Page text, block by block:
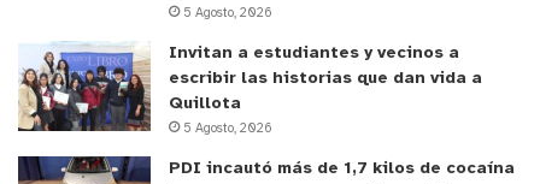
5 Agosto, 2026
Invitan a estudiantes y vecinos a
escribir las historias que dan vida a
Quillota
5 Agosto, 2026
PDI incautó más de 1,7 kilos de cocaína